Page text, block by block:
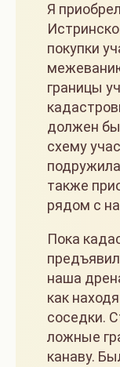
Я
покупки
границы
должен
схему
также
рядом с
Пока
наша
как
соседки.
ложные
канаву.